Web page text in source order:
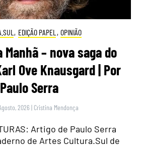
, EDIÇÃO PAPEL , OPINIÃO
Manhã – nova saga do
Ove Knausgard | Por
Paulo Serra
2026 | Cristina Mendonça
Artigo de Paulo Serra
de Artes Cultura.Sul de